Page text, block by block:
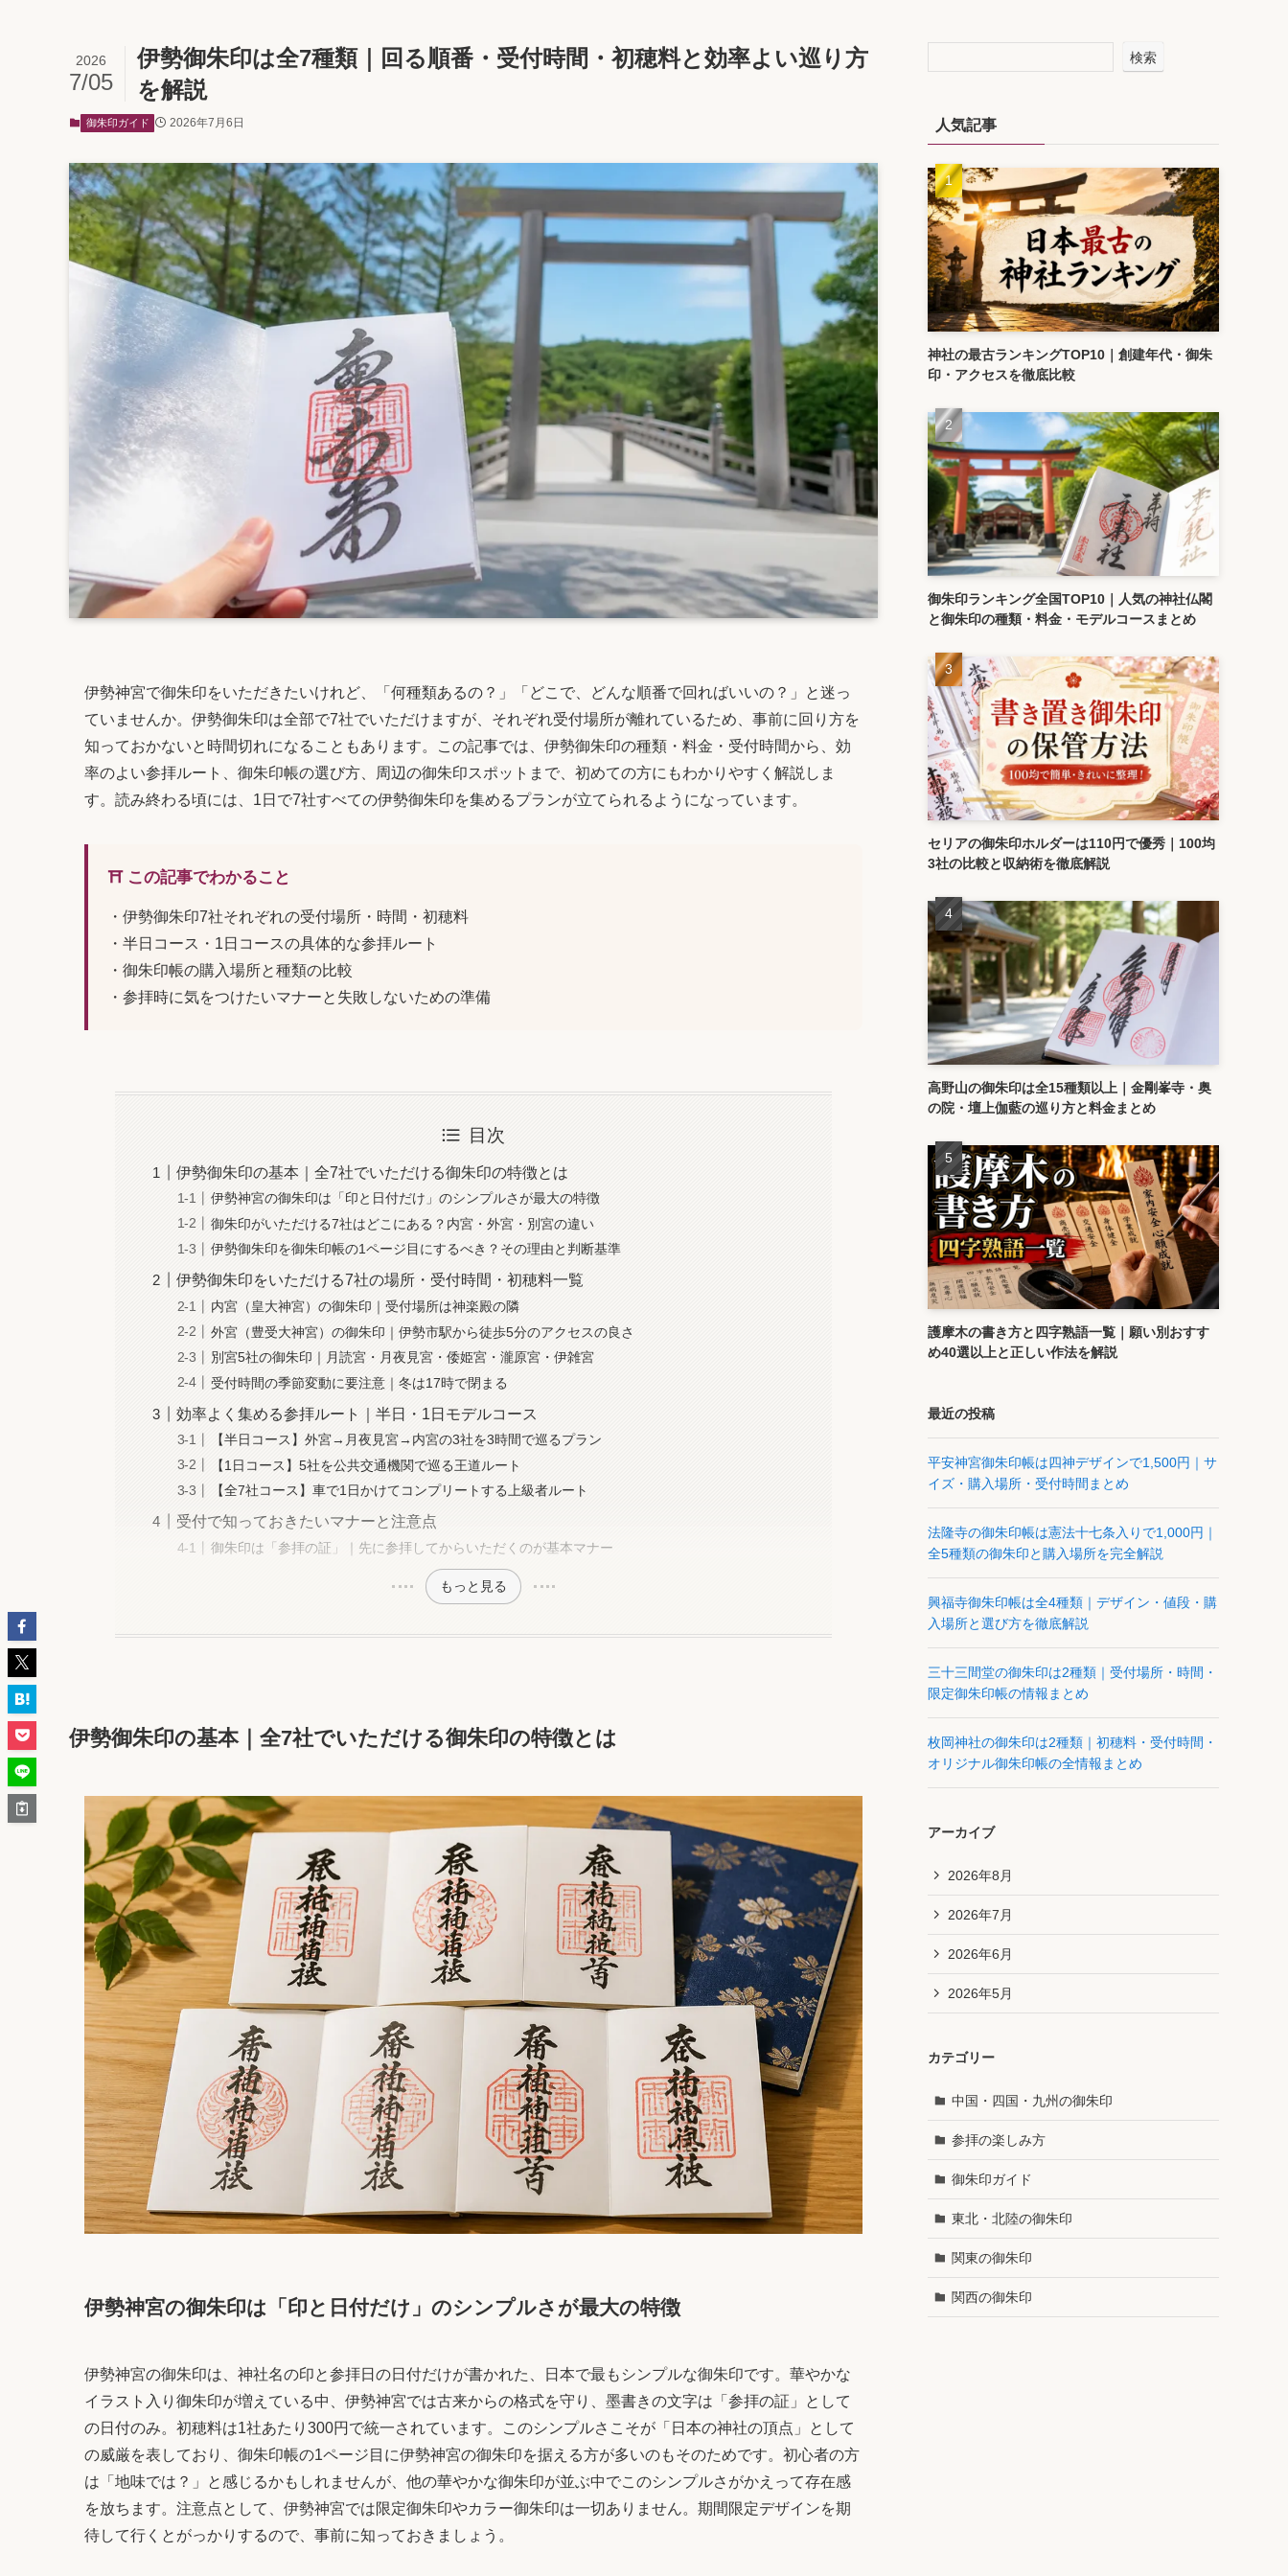
伊勢御朱印は全7種類｜回る順番・受付時間・初穂料と効率よい巡り方
を解説
2026
7/05
御朱印ガイド 2026年7月6日
伊勢神宮で御朱印をいただきたいけれど、「何種類あるの？」「どこで、どんな順番で回ればいいの？」と迷っ
ていませんか。伊勢御朱印は全部で7社でいただけますが、それぞれ受付場所が離れているため、事前に回り方を
知っておかないと時間切れになることもあります。この記事では、伊勢御朱印の種類・料金・受付時間から、効
率のよい参拝ルート、御朱印帳の選び方、周辺の御朱印スポットまで、初めての方にもわかりやすく解説しま
す。読み終わる頃には、1日で7社すべての伊勢御朱印を集めるプランが立てられるようになっています。
⛩️ この記事でわかること
・伊勢御朱印7社それぞれの受付場所・時間・初穂料
・半日コース・1日コースの具体的な参拝ルート
・御朱印帳の購入場所と種類の比較
・参拝時に気をつけたいマナーと失敗しないための準備
目次
伊勢御朱印の基本｜全7社でいただける御朱印の特徴とは
伊勢神宮の御朱印は「印と日付だけ」のシンプルさが最大の特徴
御朱印がいただける7社はどこにある？内宮・外宮・別宮の違い
伊勢御朱印を御朱印帳の1ページ目にするべき？その理由と判断基準
伊勢御朱印をいただける7社の場所・受付時間・初穂料一覧
内宮（皇大神宮）の御朱印｜受付場所は神楽殿の隣
外宮（豊受大神宮）の御朱印｜伊勢市駅から徒歩5分のアクセスの良さ
別宮5社の御朱印｜月読宮・月夜見宮・倭姫宮・瀧原宮・伊雑宮
受付時間の季節変動に要注意｜冬は17時で閉まる
効率よく集める参拝ルート｜半日・1日モデルコース
【半日コース】外宮→月夜見宮→内宮の3社を3時間で巡るプラン
【1日コース】5社を公共交通機関で巡る王道ルート
【全7社コース】車で1日かけてコンプリートする上級者ルート
受付で知っておきたいマナーと注意点
御朱印は「参拝の証」｜先に参拝してからいただくのが基本マナー
もっと見る
伊勢御朱印の基本｜全7社でいただける御朱印の特徴とは
伊勢神宮の御朱印は「印と日付だけ」のシンプルさが最大の特徴
伊勢神宮の御朱印は、神社名の印と参拝日の日付だけが書かれた、日本で最もシンプルな御朱印です。華やかな
イラスト入り御朱印が増えている中、伊勢神宮では古来からの格式を守り、墨書きの文字は「参拝の証」として
の日付のみ。初穂料は1社あたり300円で統一されています。このシンプルさこそが「日本の神社の頂点」として
の威厳を表しており、御朱印帳の1ページ目に伊勢神宮の御朱印を据える方が多いのもそのためです。初心者の方
は「地味では？」と感じるかもしれませんが、他の華やかな御朱印が並ぶ中でこのシンプルさがかえって存在感
を放ちます。注意点として、伊勢神宮では限定御朱印やカラー御朱印は一切ありません。期間限定デザインを期
待して行くとがっかりするので、事前に知っておきましょう。
検索
人気記事
神社の最古ランキングTOP10｜創建年代・御朱
印・アクセスを徹底比較
御朱印ランキング全国TOP10｜人気の神社仏閣
と御朱印の種類・料金・モデルコースまとめ
セリアの御朱印ホルダーは110円で優秀｜100均
3社の比較と収納術を徹底解説
高野山の御朱印は全15種類以上｜金剛峯寺・奥
の院・壇上伽藍の巡り方と料金まとめ
護摩木の書き方と四字熟語一覧｜願い別おすす
め40選以上と正しい作法を解説
最近の投稿
平安神宮御朱印帳は四神デザインで1,500円｜サ
イズ・購入場所・受付時間まとめ
法隆寺の御朱印帳は憲法十七条入りで1,000円｜
全5種類の御朱印と購入場所を完全解説
興福寺御朱印帳は全4種類｜デザイン・値段・購
入場所と選び方を徹底解説
三十三間堂の御朱印は2種類｜受付場所・時間・
限定御朱印帳の情報まとめ
枚岡神社の御朱印は2種類｜初穂料・受付時間・
オリジナル御朱印帳の全情報まとめ
アーカイブ
2026年8月
2026年7月
2026年6月
2026年5月
カテゴリー
中国・四国・九州の御朱印
参拝の楽しみ方
御朱印ガイド
東北・北陸の御朱印
関東の御朱印
関西の御朱印